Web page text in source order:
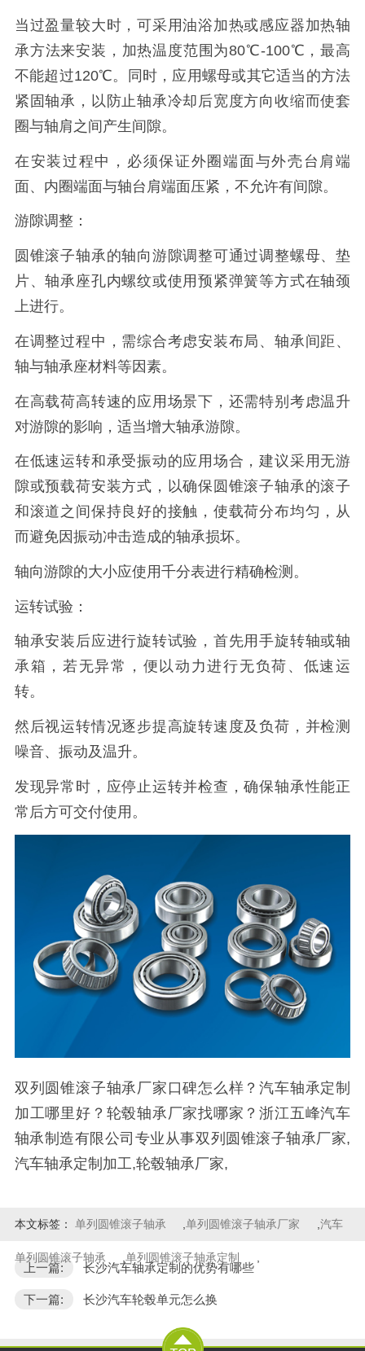
当过盈量较大时，可采用油浴加热或感应器加热轴
承方法来安装，加热温度范围为80℃-100℃，最高
不能超过120℃。同时，应用螺母或其它适当的方法
紧固轴承，以防止轴承冷却后宽度方向收缩而使套
圈与轴肩之间产生间隙。
在安装过程中，必须保证外圈端面与外壳台肩端
面、内圈端面与轴台肩端面压紧，不允许有间隙。
游隙调整：
圆锥滚子轴承的轴向游隙调整可通过调整螺母、垫
片、轴承座孔内螺纹或使用预紧弹簧等方式在轴颈
上进行。
在调整过程中，需综合考虑安装布局、轴承间距、
轴与轴承座材料等因素。
在高载荷高转速的应用场景下，还需特别考虑温升
对游隙的影响，适当增大轴承游隙。
在低速运转和承受振动的应用场合，建议采用无游
隙或预载荷安装方式，以确保圆锥滚子轴承的滚子
和滚道之间保持良好的接触，使载荷分布均匀，从
而避免因振动冲击造成的轴承损坏。
轴向游隙的大小应使用千分表进行精确检测。
运转试验：
轴承安装后应进行旋转试验，首先用手旋转轴或轴
承箱，若无异常，便以动力进行无负荷、低速运
转。
然后视运转情况逐步提高旋转速度及负荷，并检测
噪音、振动及温升。
发现异常时，应停止运转并检查，确保轴承性能正
常后方可交付使用。
双列圆锥滚子轴承厂家口碑怎么样？汽车轴承定制
加工哪里好？轮毂轴承厂家找哪家？浙江五峰汽车
轴承制造有限公司专业从事双列圆锥滚子轴承厂家,
汽车轴承定制加工,轮毂轴承厂家,
本文标签： 单列圆锥滚子轴承 ,单列圆锥滚子轴承厂家 汽车
单列圆锥滚子轴承 ,单列圆锥滚子轴承定制
上一篇: 长沙汽车轴承定制的优势有哪些
下一篇: 长沙汽车轮毂单元怎么换